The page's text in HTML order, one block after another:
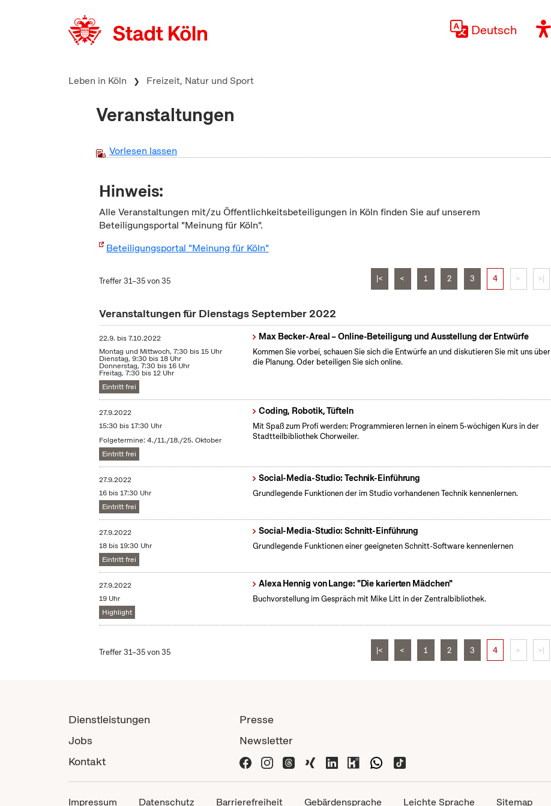
Deutsch
Leben in Köln Freizeit, Natur und Sport
Veranstaltungen
Vorlesen lassen
Hinweis:
Alle Veranstaltungen mit/zu Öffentlichkeitsbeteiligungen in Köln finden Sie auf unserem
Beteiligungsportal "Meinung für Köln".
Beteiligungsportal "Meinung für Köln"
Treffer 31–35 von 35 |< < 1 2 3 4 > >|
Veranstaltungen für Dienstags September 2022
22.9. bis7.10.2022
Montag und Mittwoch, 7:30 bis 15 Uhr
Dienstag, 9:30 bis 18 Uhr
Donnerstag, 7:30 bis 16 Uhr
Freitag, 7:30 bis 12 Uhr
Eintritt frei
Max Becker-Areal – Online-Beteiligung und Ausstellung der Entwürfe
Kommen Sie vorbei, schauen Sie sich die Entwürfe an und diskutieren Sie mit uns über
die Planung. Oder beteiligen Sie sich online.
27.9.2022
15:30 bis 17:30 Uhr
Folgetermine: 4./11./18./25. Oktober
Eintritt frei
Coding, Robotik, Tüfteln
Mit Spaß zum Profi werden: Programmieren lernen in einem 5-wöchigen Kurs in der
Stadtteilbibliothek Chorweiler.
27.9.2022
16 bis 17:30 Uhr
Eintritt frei
Social-Media-Studio: Technik-Einführung
Grundlegende Funktionen der im Studio vorhandenen Technik kennenlernen.
27.9.2022
18 bis 19:30 Uhr
Eintritt frei
Social-Media-Studio: Schnitt-Einführung
Grundlegende Funktionen einer geeigneten Schnitt-Software kennenlernen
27.9.2022
19 Uhr
Highlight
Alexa Hennig von Lange: "Die karierten Mädchen"
Buchvorstellung im Gespräch mit Mike Litt in der Zentralbibliothek.
Treffer 31–35 von 35 |< < 1 2 3 4 > >|
Dienstleistungen
Jobs
Kontakt
Presse
Newsletter
Impressum Datenschutz Barrierefreiheit Gebärdensprache Leichte Sprache Sitemap